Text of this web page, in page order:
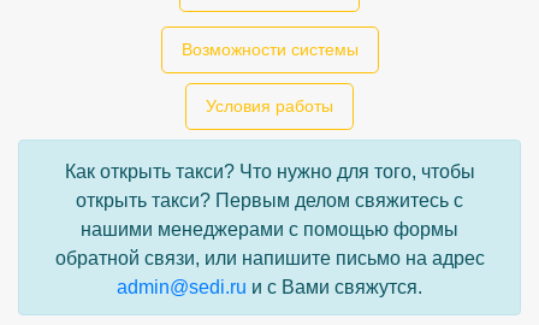
Возможности системы
Условия работы
Как открыть такси? Что нужно для того, чтобы
открыть такси? Первым делом свяжитесь с
нашими менеджерами с помощью формы
обратной связи, или напишите письмо на адрес
admin@sedi.ru и с Вами свяжутся.